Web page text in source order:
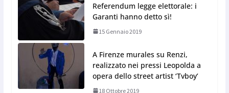
Referendum legge elettorale: i
Garanti hanno detto sì!
15 Gennaio 2019
A Firenze murales su Renzi,
realizzato nei pressi Leopolda a
opera dello street artist ‘Tvboy’
18 Ottobre 2019